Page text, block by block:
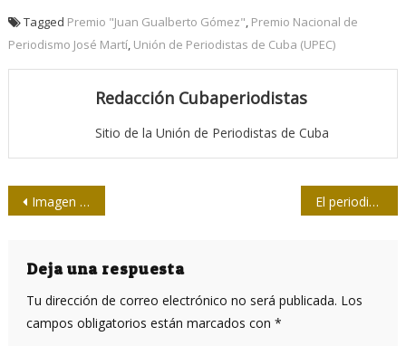
Tagged Premio "Juan Gualberto Gómez" Premio Nacional de
Periodismo José Martí, Unión de Periodistas de Cuba (UPEC)
Redacción Cubaperiodistas
Sitio de la Unión de Periodistas de Cuba
Navegación
entradas
Imagen y poesía: Izquierdazo El periodista Germán Pinelli
Deja una respuesta
Tu dirección de correo electrónico no será publicada. Los
campos obligatorios están marcados con *